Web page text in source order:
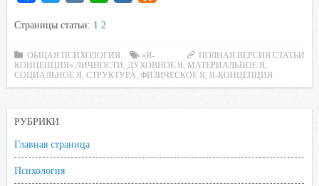
c
b
o
k
i
t
e
s
A
l
.
R
k
l
n
Страницы статьи: 1 2
ПОЛНАЯ ВЕРСИЯ СТАТЬИ
ОБЩАЯ ПСИХОЛОГИЯ
«Я-
КОНЦЕПЦИЯ» ЛИЧНОСТИ
ДУХОВНОЕ Я МАТЕРИАЛЬНОЕ Я
СОЦИАЛЬНОЕ Я
СТРУКТУРА ФИЗИЧЕСКОЕ Я Я-КОНЦЕПЦИЯ
РУБРИКИ
Главная страница
Психология